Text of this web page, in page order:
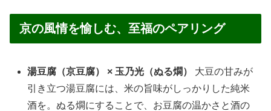
京の風情を愉しむ、至福のペアリング
湯豆腐（京豆腐） × 玉乃光（ぬる燗）
大豆の甘みが
引き立つ湯豆腐には、米の旨味がしっかりした純米
酒を。ぬる燗にすることで、お豆腐の温かさと酒の